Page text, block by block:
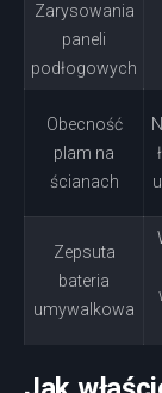
Zarysowania
paneli
podłogowych
Obecność
plam na
ścianach
Zepsuta
bateria
umywalkowa